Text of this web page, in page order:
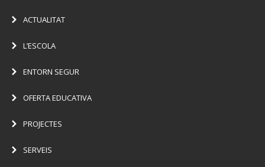
ACTUALITAT
L’ESCOLA
ENTORN SEGUR
OFERTA EDUCATIVA
PROJECTES
SERVEIS